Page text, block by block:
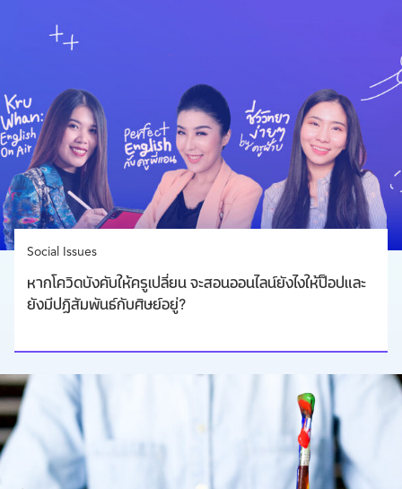
Social Issues
หากโควิดบังคับให้ครูเปลี่ยน จะสอนออนไลน์ยังไงให้ป็อปและ
ยังมีปฏิสัมพันธ์กับศิษย์อยู่?